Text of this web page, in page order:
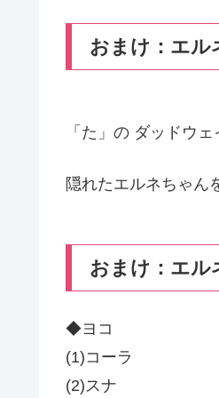
おまけ：エル
「た」の ダッドウ
隠れたエルネちゃん
おまけ：エル
◆ヨコ
(1)コーラ
(2)スナ